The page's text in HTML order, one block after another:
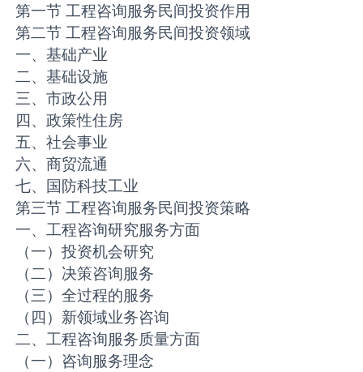
第一节 工程咨询服务民间投资作用
第二节 工程咨询服务民间投资领域
一、基础产业
二、基础设施
三、市政公用
四、政策性住房
五、社会事业
六、商贸流通
七、国防科技工业
第三节 工程咨询服务民间投资策略
一、工程咨询研究服务方面
（一）投资机会研究
（二）决策咨询服务
（三）全过程的服务
（四）新领域业务咨询
二、工程咨询服务质量方面
（一）咨询服务理念